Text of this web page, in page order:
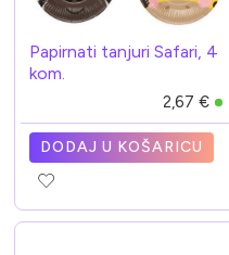
Papirnati tanjuri Safari, 4
kom.
2,67 €
DODAJ U KOŠARICU